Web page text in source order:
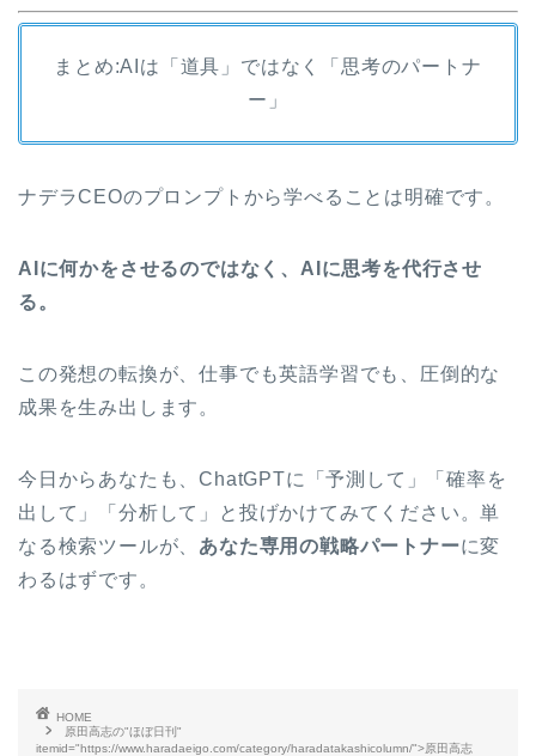
まとめ:AIは「道具」ではなく「思考のパートナ
ー」
ナデラCEOのプロンプトから学べることは明確です。
AIに何かをさせるのではなく、AIに思考を代行させ
る。
この発想の転換が、仕事でも英語学習でも、圧倒的な
成果を生み出します。
今日からあなたも、ChatGPTに「予測して」「確率を
出して」「分析して」と投げかけてみてください。単
なる検索ツールが、 あなた専用の戦略パートナーに変
わるはずです。
HOME
原田高志の"ほぼ日刊"
itemid="https://www.haradaeigo.com/category/haradatakashicolumn/">原田高志